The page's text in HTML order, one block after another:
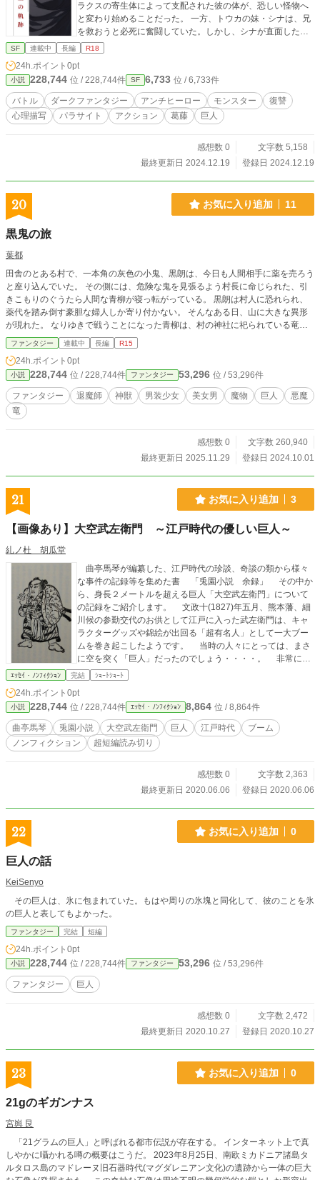
ラクスの寄生体によって支配された彼の体が、恐しい怪物へ
と変わり始めることだった。 一方、トウカの妹・シナは、兄
を救おうと必死に奮闘していた。しかし、シナが直面したの
は、兄がもはや以前のトウカではないかもしれないという冷
SF 連載中 長編 R18
24h.ポイント 0pt
小説 228,744 位 / 228,744件 SF 6,733 位 / 6,733件
バトル ダークファンタジー アンチヒーロー モンスター
復讐
心理描写
パラサイト アクション 葛藤 巨人
感想数 0
文字数 5,158
最終更新日 2024.12.19
登録日 2024.12.19
20 お気に入り追加 11
黒鬼の旅
葉都
田舎のとある村で、一本角の灰色の小鬼、黒朗は、今日も人間相手に薬を売ろう
と座り込んでいた。 その側には、危険な鬼を見張るよう村長に命じられた、引
きこもりのぐうたら人間な青柳が寝っ転がっている。 黒朗は村人に恐れられ、
薬代を踏み倒す豪胆な婦人しか寄り付かない。 そんなある日、山に大きな異形
が現れた。 なりゆきで戦うことになった青柳は、村の神社に祀られている竜神
の力を借りてなんとか倒す。 が、切り開いた異形の中から人間の手が出てき
た。 手は腹が減ったとしゃべり始めて、異国の老人へと姿を変える。 全てを黒
灰にしてしまう最凶の鬼、黒朗と、死んだ母の復讐を誓う、水神の蛇に守護され
た少女、青柳、それを取り巻く人間と神と魔の者たちとのお話。 ※不定期更新
です。
ファンタジー 連載中 長編 R15
24h.ポイント 0pt
小説 228,744 位 / 228,744件 ファンタジー 53,296 位 / 53,296件
ファンタジー 退魔師 神獣 男装少女 美女男 魔物 巨人
悪魔
竜
感想数 0
文字数 260,940
最終更新日 2025.11.29
登録日 2024.10.01
21 お気に入り追加 3
【画像あり】大空武左衛門 ～江戸時代の優しい巨人～
糺ノ杜 胡瓜堂
曲亭馬琴が編纂した、江戸時代の珍談、奇談の類から様々
な事件の記録等を集めた書 「兎園小説 余録」 その中か
ら、身長２メートルを超える巨人「大空武左衛門」について
の記録をご紹介します。 文政十(1827)年五月、熊本藩、細
川候の参勤交代のお供として江戸に入った武左衛門は、キャ
ラクターグッズや錦絵が出回る「超有名人」として一大ブー
ムを巻き起こしたようです。 当時の人々にとっては、まさ
に空を突く「巨人」だったのでしょう・・・・。 非常に短
い原典の現代語への翻訳です。
ｴｯｾｲ・ﾉﾝﾌｨｸｼｮﾝ 完結 ｼｮｰﾄｼｮｰﾄ
24h.ポイント 0pt
小説 228,744 位 / 228,744件 ｴｯｾｲ・ﾉﾝﾌｨｸｼｮﾝ 8,864 位 / 8,864件
曲亭馬琴 兎園小説 大空武左衛門 巨人 江戸時代
ブーム
ノンフィクション
超短編読み切り
感想数 0
文字数 2,363
最終更新日 2020.06.06
登録日 2020.06.06
22 お気に入り追加 0
巨人の話
KeiSenyo
その巨人は、氷に包まれていた。もはや周りの氷塊と同化して、彼のことを氷
の巨人と表してもよかった。
ファンタジー 完結 短編
24h.ポイント 0pt
小説 228,744 位 / 228,744件 ファンタジー 53,296 位 / 53,296件
ファンタジー 巨人
感想数 0
文字数 2,472
最終更新日 2020.10.27
登録日 2020.10.27
23 お気に入り追加 0
21gのギガンナス
宮㠘 艮
「21グラムの巨人」と呼ばれる都市伝説が存在する。 インターネット上で真
しやかに囁かれる噂の概要はこうだ。 2023年8月25日、南欧ミカドニア諸島タ
ルタロス島のマドレーヌ旧石器時代(マグダレニアン文化)の遺跡から一体の巨大